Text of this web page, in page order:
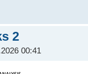
2
00:41